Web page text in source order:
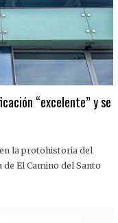
“excelente” y se
la protohistoria del
El Camino del Santo